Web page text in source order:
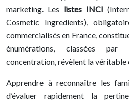
marketing. Les listes INCI
Cosmetic Ingredients),
commercialisés en France,
énumérations, classées
concentration, révèlent la véritable
Apprendre à reconnaître les
d’évaluer rapidement la